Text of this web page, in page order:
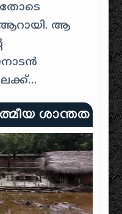
ആറായി. ആ
ശാന്തത